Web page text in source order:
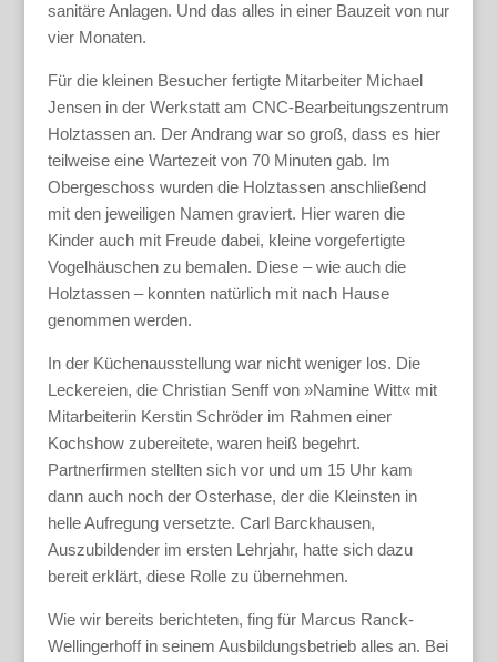
sanitäre Anlagen. Und das alles in einer Bauzeit von nur
vier Monaten.
Für die kleinen Besucher fertigte Mitarbeiter Michael
Jensen in der Werkstatt am CNC-Bearbeitungszentrum
Holztassen an. Der Andrang war so groß, dass es hier
teilweise eine Wartezeit von 70 Minuten gab. Im
Obergeschoss wurden die Holztassen anschließend
mit den jeweiligen Namen graviert. Hier waren die
Kinder auch mit Freude dabei, kleine vorgefertigte
Vogelhäuschen zu bemalen. Diese – wie auch die
Holztassen – konnten natürlich mit nach Hause
genommen werden.
In der Küchenausstellung war nicht weniger los. Die
Leckereien, die Christian Senff von »Namine Witt« mit
Mitarbeiterin Kerstin Schröder im Rahmen einer
Kochshow zubereitete, waren heiß begehrt.
Partnerfirmen stellten sich vor und um 15 Uhr kam
dann auch noch der Osterhase, der die Kleinsten in
helle Aufregung versetzte. Carl Barckhausen,
Auszubildender im ersten Lehrjahr, hatte sich dazu
bereit erklärt, diese Rolle zu übernehmen.
Wie wir bereits berichteten, fing für Marcus Ranck-
Wellingerhoff in seinem Ausbildungsbetrieb alles an. Bei